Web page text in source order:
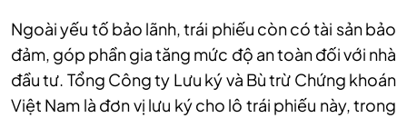
Ngoài yếu tố bảo lãnh, trái phiếu còn có tài sản bảo
đảm, góp phần gia tăng mức độ an toàn đối với nhà
đầu tư. Tổng Công ty Lưu ký và Bù trừ Chứng khoán
Việt Nam là đơn vị lưu ký cho lô trái phiếu này, trong